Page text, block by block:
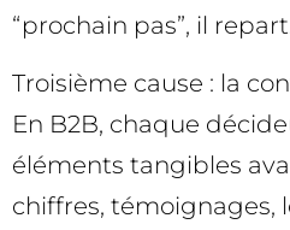
“prochain pas”, il
Troisième cause : la
En B2B, chaque
éléments tangibles
chiffres, témoignages,